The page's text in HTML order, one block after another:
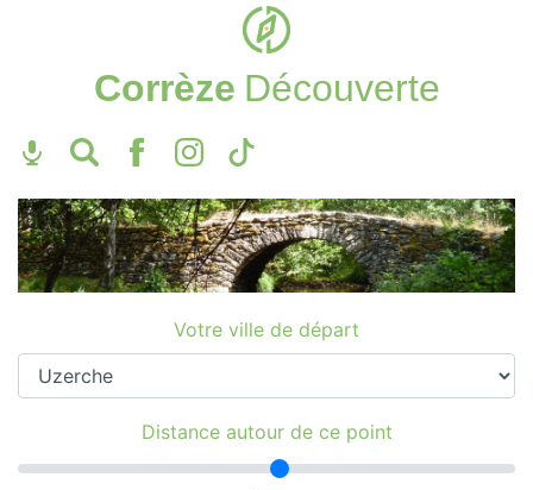
Corrèze Découverte
Votre ville de départ
Distance autour de ce point